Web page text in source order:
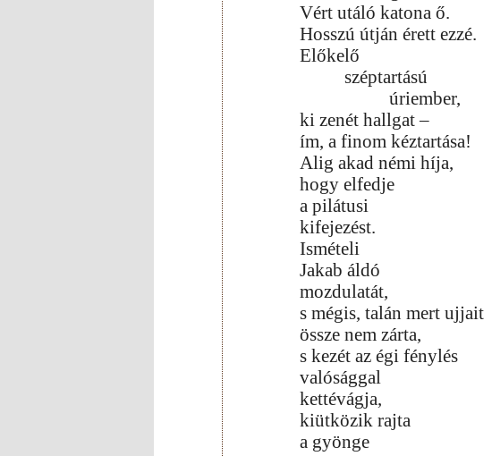
Vért utáló katona ő.
Hosszú útján érett ezzé.
Előkelő
széptartású
úriember,
ki zenét hallgat –
ím, a finom kéztartása!
Alig akad némi híja,
hogy elfedje
a pilátusi
kifejezést.
Ismételi
Jakab áldó
mozdulatát,
s mégis, talán mert ujjait
össze nem zárta,
s kezét az égi fénylés
valósággal
kettévágja,
kiütközik rajta
a gyönge